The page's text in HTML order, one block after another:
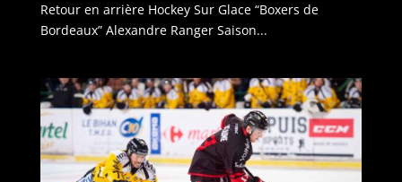
Retour en arrière Hockey Sur Glace “Boxers de
Bordeaux” Alexandre Ranger Saison...